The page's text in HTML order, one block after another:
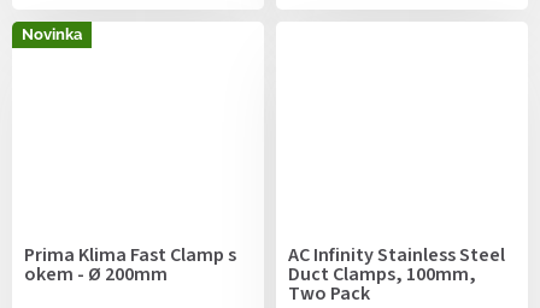
Novinka
Prima Klima Fast Clamp s
okem - Ø 200mm
AC Infinity Stainless Steel
Duct Clamps, 100mm,
Two Pack